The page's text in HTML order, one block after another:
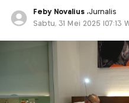
Feby Novalius ,Jurnalis
Sabtu, 31 Mei 2025 |07:13